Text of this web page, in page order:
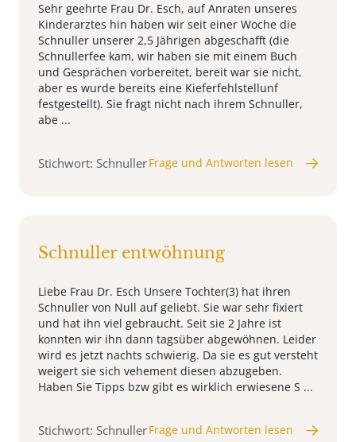
Sehr geehrte Frau Dr. Esch, auf Anraten unseres
Kinderarztes hin haben wir seit einer Woche die
Schnuller unserer 2,5 Jährigen abgeschafft (die
Schnullerfee kam, wir haben sie mit einem Buch
und Gesprächen vorbereitet, bereit war sie nicht,
aber es wurde bereits eine Kieferfehlstellunf
festgestellt). Sie fragt nicht nach ihrem Schnuller,
abe ...
Stichwort: SchnullerFrage und Antworten lesen
Schnuller entwöhnung
Liebe Frau Dr. Esch Unsere Tochter(3) hat ihren
Schnuller von Null auf geliebt. Sie war sehr fixiert
und hat ihn viel gebraucht. Seit sie 2 Jahre ist
konnten wir ihn dann tagsüber abgewöhnen. Leider
wird es jetzt nachts schwierig. Da sie es gut versteht
weigert sie sich vehement diesen abzugeben.
Haben Sie Tipps bzw gibt es wirklich erwiesene S ...
Stichwort: SchnullerFrage und Antworten lesen